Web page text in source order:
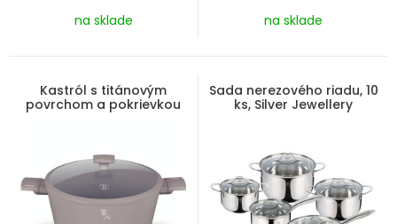
na sklade na sklade
Kastról s titánovým
povrchom a pokrievkou
Sada nerezového riadu, 10
ks, Silver Jewellery